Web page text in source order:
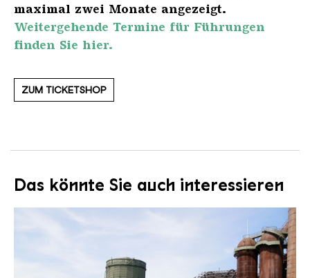
maximal zwei Monate angezeigt.
Weitergehende Termine für Führungen
finden Sie hier.
ZUM TICKETSHOP
Das könnte Sie auch interessieren